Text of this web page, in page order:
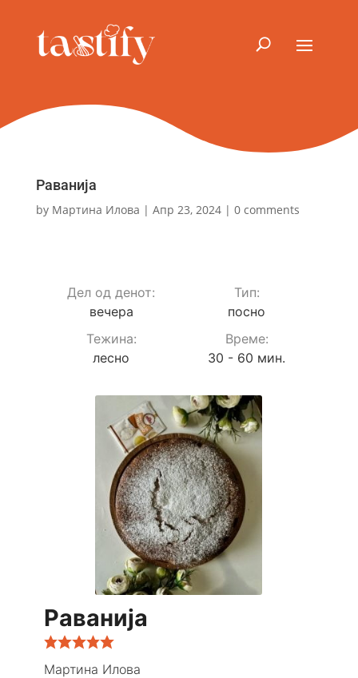
Раванија
by Мартина Илова | Апр 23, 2024| 0 comments
Дел од денот:
вечера
Тип:
посно
Teжина:
лесно
Време:
30 - 60 мин.
Раванија
Мартина Илова